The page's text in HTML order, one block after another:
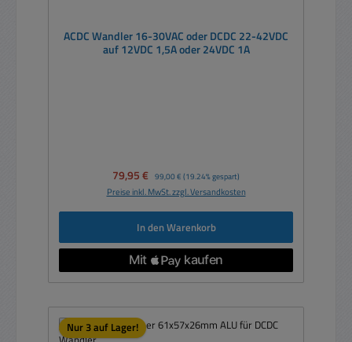
ACDC Wandler 16-30VAC oder DCDC 22-42VDC
auf 12VDC 1,5A oder 24VDC 1A
Verkaufspreis:
79,95 € Regulärer Preis:
99,00 € (19.24% gespart)
Preise inkl. MwSt. zzgl. Versandkosten
In den Warenkorb
Nur 3 auf Lager!